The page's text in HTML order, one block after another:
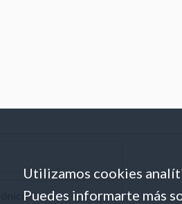
Utilizamos cookies
Puedes informarte más